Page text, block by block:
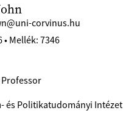
corvinus.hu
• Mellék: 7346
és Politikatudományi Intézet